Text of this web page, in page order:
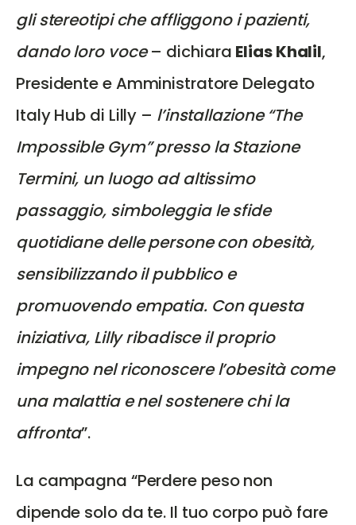
gli stereotipi che affliggono i pazienti,
dando loro voce– dichiara Elias Khalil,
Presidente e Amministratore Delegato
Italy Hub di Lilly – l’installazione “The
Impossible Gym” presso la Stazione
Termini, un luogo ad altissimo
passaggio, simboleggia le sfide
quotidiane delle persone con obesità,
sensibilizzando il pubblico e
promuovendo empatia. Con questa
iniziativa, Lilly ribadisce il proprio
impegno nel riconoscere l’obesità come
una malattia e nel sostenere chi la
affronta”.
La campagna “Perdere peso non
dipende solo da te. Il tuo corpo può fare